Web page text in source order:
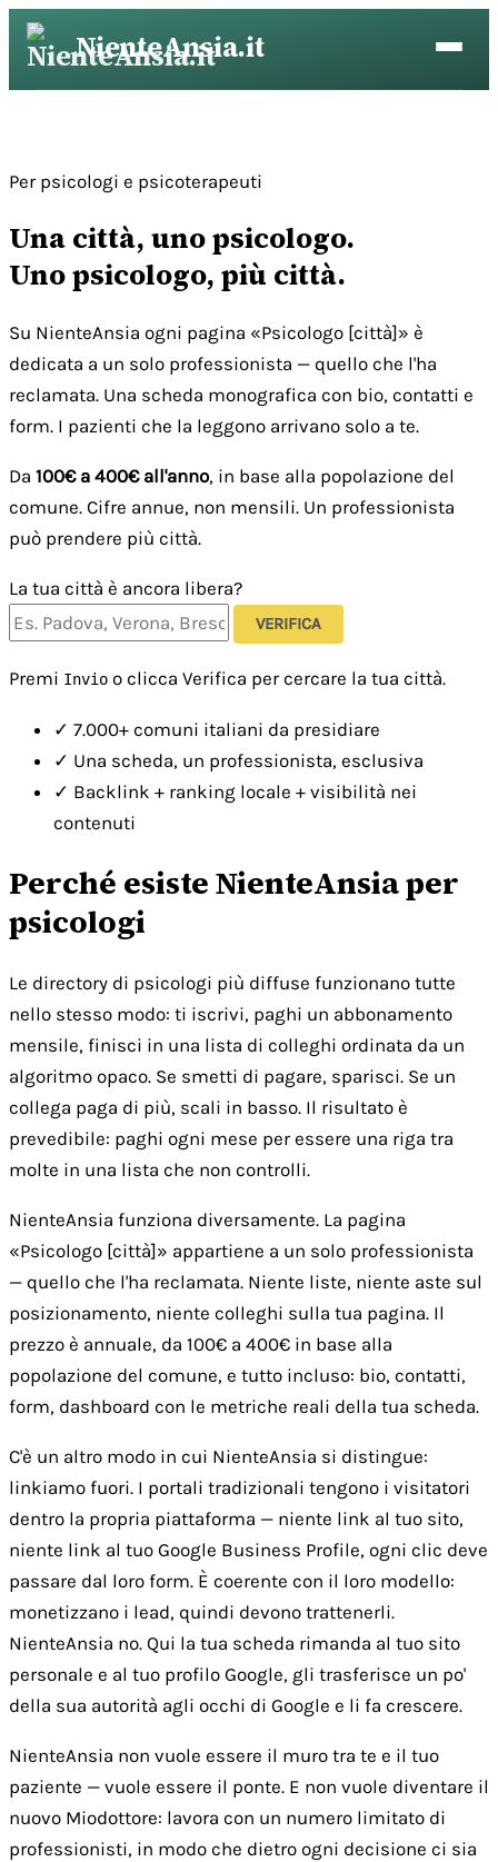
Vai
contenuto
NienteAnsia.it
Per psicologi e psicoterapeuti
Una città, uno psicologo.
Uno psicologo, più città.
Su NienteAnsia ogni pagina «Psicologo [città]» è
dedicata a un solo professionista — quello che l'ha
reclamata. Una scheda monografica con bio, contatti e
form. I pazienti che la leggono arrivano solo a te.
Da 100€ a 400€ all'anno, in base alla popolazione del
comune. Cifre annue, non mensili. Un professionista
può prendere più città.
La tua città è ancora libera?
VERIFICA
Premi Invio o clicca Verifica per cercare la tua città.
✓ 7.000+ comuni italiani da presidiare
✓ Una scheda, un professionista, esclusiva
✓ Backlink + ranking locale + visibilità nei
contenuti
Perché esiste NienteAnsia per
psicologi
Le directory di psicologi più diffuse funzionano tutte
nello stesso modo: ti iscrivi, paghi un abbonamento
mensile, finisci in una lista di colleghi ordinata da un
algoritmo opaco. Se smetti di pagare, sparisci. Se un
collega paga di più, scali in basso. Il risultato è
prevedibile: paghi ogni mese per essere una riga tra
molte in una lista che non controlli.
NienteAnsia funziona diversamente. La pagina
«Psicologo [città]» appartiene a un solo professionista
— quello che l'ha reclamata. Niente liste, niente aste sul
posizionamento, niente colleghi sulla tua pagina. Il
prezzo è annuale, da 100€ a 400€ in base alla
popolazione del comune, e tutto incluso: bio, contatti,
form, dashboard con le metriche reali della tua scheda.
C'è un altro modo in cui NienteAnsia si distingue:
linkiamo fuori. I portali tradizionali tengono i visitatori
dentro la propria piattaforma — niente link al tuo sito,
niente link al tuo Google Business Profile, ogni clic deve
passare dal loro form. È coerente con il loro modello:
monetizzano i lead, quindi devono trattenerli.
NienteAnsia no. Qui la tua scheda rimanda al tuo sito
personale e al tuo profilo Google, gli trasferisce un po'
della sua autorità agli occhi di Google e li fa crescere.
NienteAnsia non vuole essere il muro tra te e il tuo
paziente — vuole essere il ponte. E non vuole diventare il
nuovo Miodottore: lavora con un numero limitato di
professionisti, in modo che dietro ogni decisione ci sia